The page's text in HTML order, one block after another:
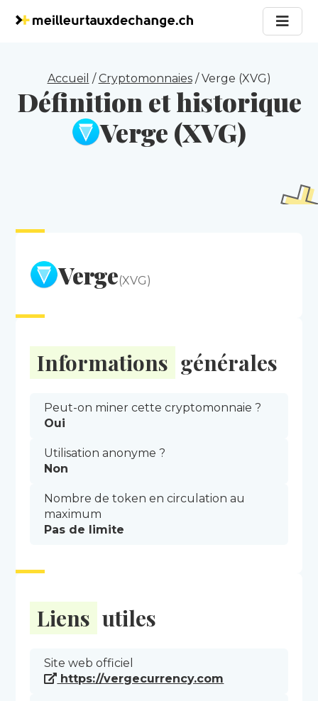
Accueil /Cryptomonnaies/Verge (XVG)
Définition et historique
Verge (XVG)
Verge(XVG)
Informations générales
Peut-on miner cette cryptomonnaie ?
Oui
Utilisation anonyme ?
Non
Nombre de token en circulation au
maximum
Pas de limite
Liens utiles
Site web officiel
https://vergecurrency.com